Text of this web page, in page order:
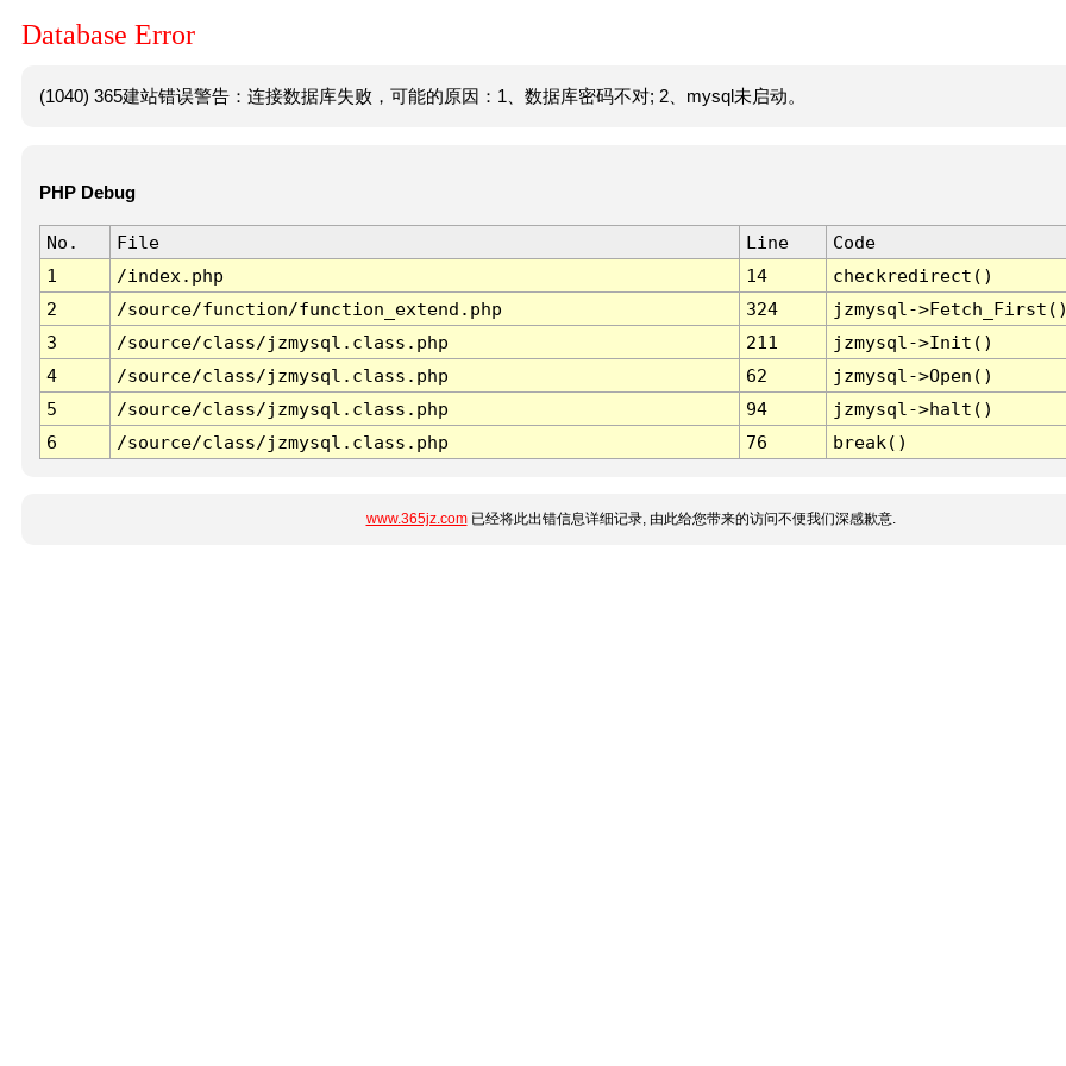
Database Error
(1040) 365建站错误警告：连接数据库失败，可能的原因：1、数据库密码不对; 2、mysql未启动。
PHP Debug
No. File Line
Code
1
/index.php 14
checkredirect()
2
/source/function/function_extend.php 324
jzmysql-
3
/source/class/jzmysql.class.php 211
jzmysql->Init()
4
/source/class/jzmysql.class.php 62
jzmysql->Open()
5
/source/class/jzmysql.class.php 94
jzmysql->halt()
6
/source/class/jzmysql.class.php 76 break()
www.365jz.com已经将此出错信息详细记录, 由此给您带来的访问不便我们深感歉意.